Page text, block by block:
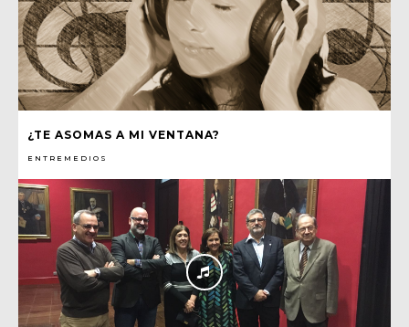
¿TE ASOMAS A MI VENTANA?
ENTREMEDIOS